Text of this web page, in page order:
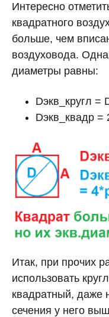
Интересно
квадратного
больше, чем
воздуховода.
диаметры равны:
Dэкв_кругл =
Dэкв_квадр =
Итак, при прочих
использовать
квадратный, даже
сечения у него